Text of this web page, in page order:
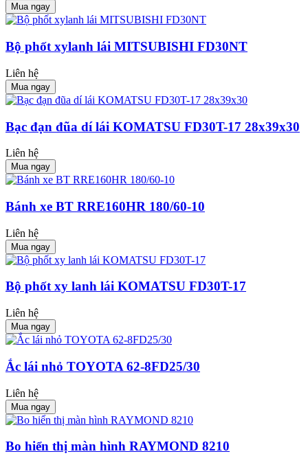
Mua ngay
Bộ phốt xylanh lái MITSUBISHI FD30NT
Liên hệ
Mua ngay
Bạc đạn đũa dí lái KOMATSU FD30T-17 28x39x30
Liên hệ
Mua ngay
Bánh xe BT RRE160HR 180/60-10
Liên hệ
Mua ngay
Bộ phốt xy lanh lái KOMATSU FD30T-17
Liên hệ
Mua ngay
Ắc lái nhỏ TOYOTA 62-8FD25/30
Liên hệ
Mua ngay
Bo hiển thị màn hình RAYMOND 8210